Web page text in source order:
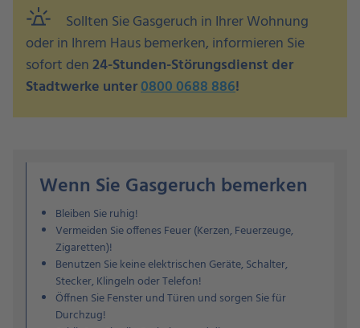
e911_emergency
Sollten Sie Gasgeruch in Ihrer Wohnung
oder in Ihrem Haus bemerken, informieren Sie
sofort den24-Stunden-Störungsdienst der
Stadtwerke unter0800 0688 886!
Wenn Sie Gasgeruch bemerken
Bleiben Sie ruhig!
Vermeiden Sie offenes Feuer (Kerzen, Feuerzeuge,
Zigaretten)!
Benutzen Sie keine elektrischen Geräte, Schalter,
Stecker, Klingeln oder Telefon!
Öffnen Sie Fenster und Türen und sorgen Sie für
Durchzug!